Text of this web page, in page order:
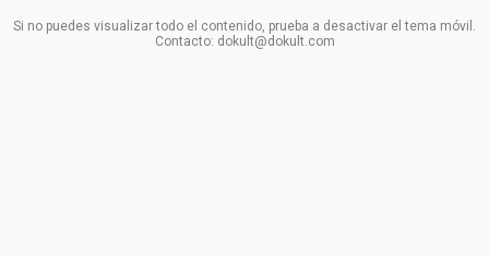
Si no puedes visualizar todo el contenido, prueba a desactivar el tema móvil.
Contacto: dokult@dokult.com